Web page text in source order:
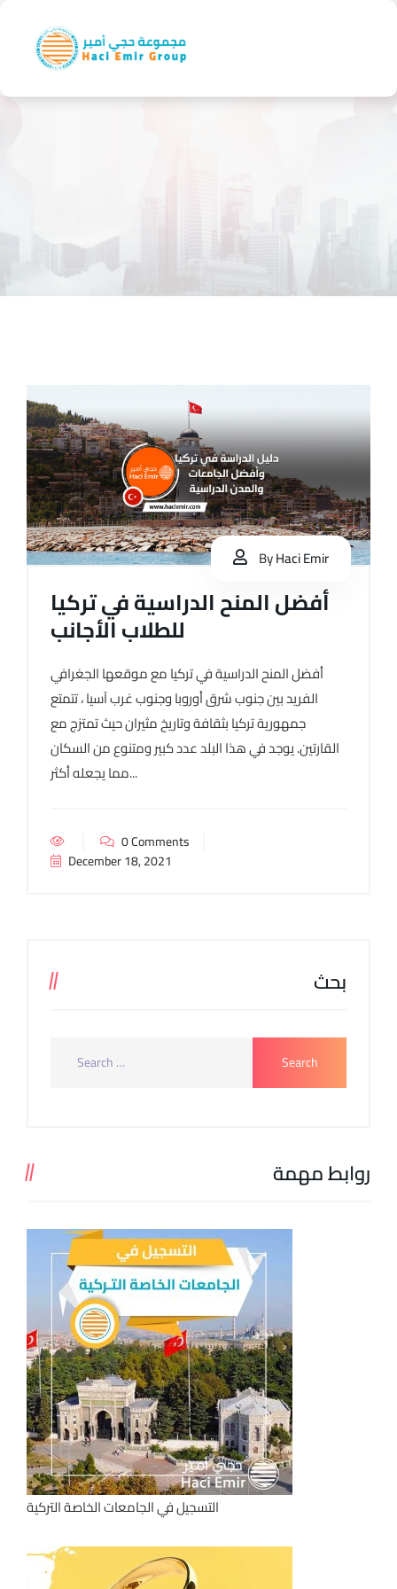
ByHaci Emir
أفضل المنح الدراسية في تركيا
للطلاب الأجانب
أفضل المنح الدراسية في تركيا مع موقعها الجغرافي
الفريد بين جنوب شرق أوروبا وجنوب غرب آسيا ، تتمتع
جمهورية تركيا بثقافة وتاريخ مثيران حيث تمتزج مع
القارتين. يوجد في هذا البلد عدد كبير ومتنوع من السكان
مما يجعله أكثر...
0 Comments
December 18, 2021
بحث
روابط مهمة
التسجيل في الجامعات الخاصة التركية